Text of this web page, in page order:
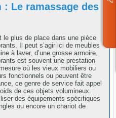
: Le ramassage des
le plus de place dans une pièce
Il peut s’agir ici de meubles
à laver, d’une grosse armoire,
est souvent une prestation
où les vieux mobiliers ou
fonctionnels ou peuvent être
ce genre de service fait appel
de ces objets volumineux.
des équipements spécifiques
ou encore un chariot de